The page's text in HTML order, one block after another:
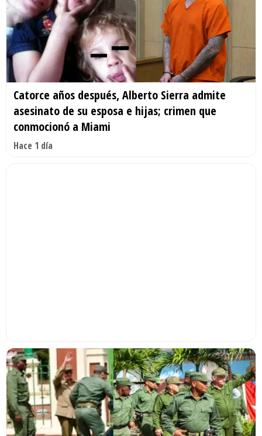
Catorce años después, Alberto Sierra admite
asesinato de su esposa e hijas; crimen que
conmocionó a Miami
Hace 1 día